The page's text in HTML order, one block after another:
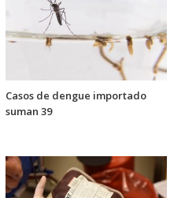
Casos de dengue importado
suman 39